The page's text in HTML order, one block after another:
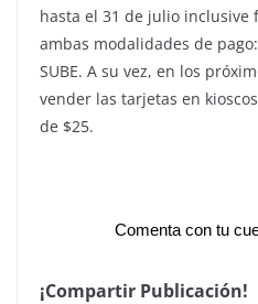
hasta el 31 de julio
ambas modalidades de
SUBE. A su vez, en los
vender las tarjetas en
de $25.
Comenta con tu
¡Compartir Publicación!